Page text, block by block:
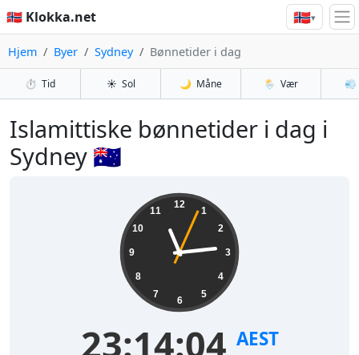
🇳🇴 Klokka.net 🇳🇴▾
Hjem Byer Sydney Bønnetider i dag
⏱️ Tid ☀️ Sol 🌙 Måne 🌦️ Vær 💨
Islamittiske bønnetider i dag i
Sydney 🇦🇺
12
1
2
3
4
5
6
7
8
9
10
11
23:14:04 AEST